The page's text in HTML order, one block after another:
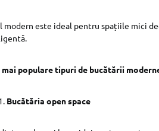
modern este ideal pentru spațiile mici
mai populare tipuri de bucătării
Bucătăria open space